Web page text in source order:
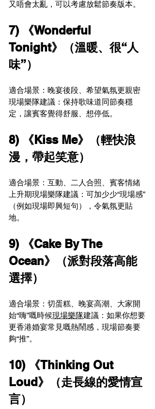
又唔會太亂，可以考慮放鬆節奏版本。
7) 《Wonderful
Tonight》（溫暖、很“人
味”）
適合場景：晚宴後段、希望氣氛更親密
現場樂隊建議：保持歌味道同節奏穩
定，讓賓客覺得舒服、想停低。
8) 《Kiss Me》（輕快浪
漫，帶起笑意）
適合場景：互動、二人合照、賓客情緒
上升期現場樂隊建議：可加少少“現場感”
（例如現場即興短句），令氣氛更貼
地。
9) 《Cake By The
Ocean》（派對段落高能
選擇）
適合場景：切蛋糕、晚宴高潮、大家開
始“嗨”嘅時候現場樂隊建議：如果你想要
更香港婚宴常見嘅熱鬧感，現場節奏要
夠“推”。
10) 《Thinking Out
Loud》（走長線的愛情宣
言）